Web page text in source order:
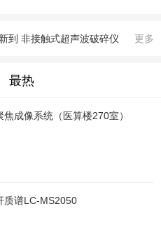
到 非接触式超声波破碎仪
暑期值班表
医算楼（西区田径场新楼）二楼（206室）新到一台落地式超离和一台高速冷冻离心机
培训安排
训安排
寒假值班表
更多
最热
成像系统（医算楼270室）
质谱LC-MS2050